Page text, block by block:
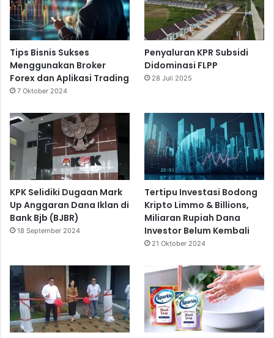
Tips Bisnis Sukses
Menggunakan Broker
Forex dan Aplikasi Trading
7 Oktober 2024
Penyaluran KPR Subsidi
Didominasi FLPP
28 Juli 2025
KPK Selidiki Dugaan Mark
Up Anggaran Dana Iklan di
Bank Bjb (BJBR)
18 September 2024
Tertipu Investasi Bodong
Kripto Limmo & Billions,
Miliaran Rupiah Dana
Investor Belum Kembali
21 Oktober 2024